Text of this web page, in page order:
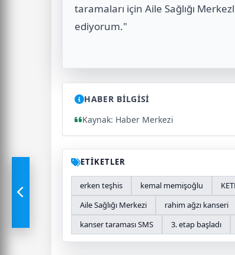
taramaları için Aile Sağlığı
ediyorum."
HABER BİLGİSİ
Kaynak: Haber Merkezi
ETİKETLER
erken teşhis kemal memişoğlu
Aile Sağlığı Merkezi
rahim ağzı kanseri
kanser taraması SMS
3. etap başladı